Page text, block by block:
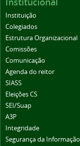
Instituição
Colegiados
Estrutura Organizacional
Comissões
Comunicação
Agenda do reitor
SIASS
Eleições CS
SEI/Suap
A3P
Integridade
Segurança da Informação